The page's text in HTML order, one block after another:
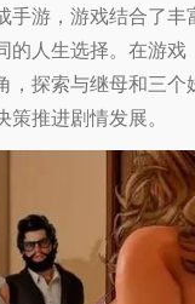
手游，游戏结合了丰
的人生选择。在游戏
，探索与继母和三个
推进剧情发展。